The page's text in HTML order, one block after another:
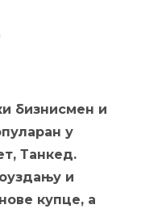
бизнисмен и
у
Танкед.
и
купце, а